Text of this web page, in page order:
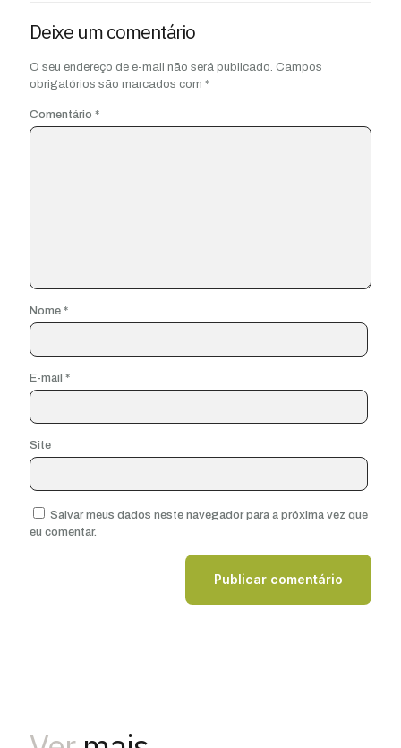
Deixe um comentário
O seu endereço de e-mail não será publicado. Campos
obrigatórios são marcados com *
Comentário *
Nome *
E-mail *
Site
Salvar meus dados neste navegador para a próxima vez que
eu comentar.